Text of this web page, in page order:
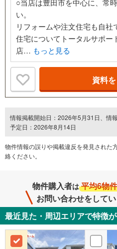
○当店は豊田市を中心に、常
い。
リフォームや注文住宅も自社
住宅についてトータルサポー
店… もっと見る
資料
情報掲載開始日：2026年5月31日、情
予定日：2026年8月14日
物件情報の誤りや掲載違反を発⾒された
絡ください。
物件購入者は 平均6物
お問い合わせをして
最近見た・周辺エリアで特徴